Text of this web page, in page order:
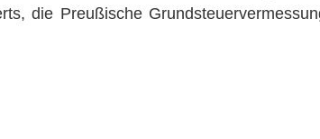
die Preußische